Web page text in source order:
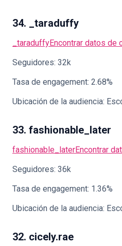
34. _taraduffy
_taraduffyEncontrar datos de
Seguidores: 32k
Tasa de engagement: 2.68%
Ubicación de la audiencia:
33. fashionable_later
fashionable_laterEncontrar
Seguidores: 36k
Tasa de engagement: 1.36%
Ubicación de la audiencia:
32. cicely.rae